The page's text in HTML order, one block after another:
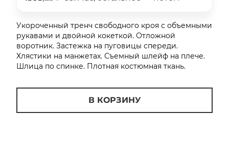
Укороченный тренч свободного кроя с объемными
рукавами и двойной кокеткой. Отложной
воротник. Застежка на пуговицы спереди.
Хлястики на манжетах. Съемный шлейф на плече.
Шлица по спинке. Плотная костюмная ткань.
В КОРЗИНУ
25
раз в 2
Остались вопросы?
plait.ru